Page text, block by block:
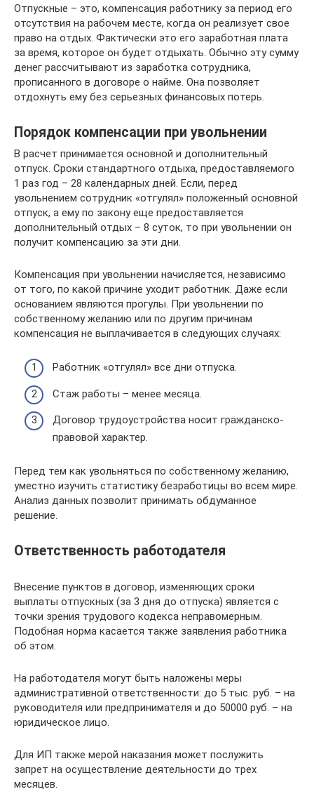
Отпускные – это, компенсация работнику за период его
отсутствия на рабочем месте, когда он реализует свое
право на отдых. Фактически это его заработная плата
за время, которое он будет отдыхать. Обычно эту сумму
денег рассчитывают из заработка сотрудника,
прописанного в договоре о найме. Она позволяет
отдохнуть ему без серьезных финансовых потерь.
Порядок компенсации при увольнении
В расчет принимается основной и дополнительный
отпуск. Сроки стандартного отдыха, предоставляемого
1 раз год – 28 календарных дней. Если, перед
увольнением сотрудник «отгулял» положенный основной
отпуск, а ему по закону еще предоставляется
дополнительный отдых – 8 суток, то при увольнении он
получит компенсацию за эти дни.
Компенсация при увольнении начисляется, независимо
от того, по какой причине уходит работник. Даже если
основанием являются прогулы. При увольнении по
собственному желанию или по другим причинам
компенсация не выплачивается в следующих случаях:
Работник «отгулял» все дни отпуска.
Стаж работы – менее месяца.
Договор трудоустройства носит гражданско-
правовой характер.
Перед тем как увольняться по собственному желанию,
уместно изучить статистику безработицы во всем мире.
Анализ данных позволит принимать обдуманное
решение.
Ответственность работодателя
Внесение пунктов в договор, изменяющих сроки
выплаты отпускных (за 3 дня до отпуска) является с
точки зрения трудового кодекса неправомерным.
Подобная норма касается также заявления работника
об этом.
На работодателя могут быть наложены меры
административной ответственности: до 5 тыс. руб. – на
руководителя или предпринимателя и до 50000 руб. – на
юридическое лицо.
Для ИП также мерой наказания может послужить
запрет на осуществление деятельности до трех
месяцев.